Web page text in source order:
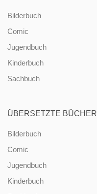
Bilderbuch
Comic
Jugendbuch
Kinderbuch
Sachbuch
ÜBERSETZTE BÜCHER
Bilderbuch
Comic
Jugendbuch
Kinderbuch